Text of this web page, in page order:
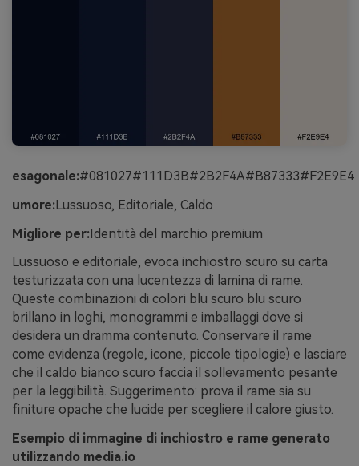
esagonale:#081027#111D3B#2B2F4A#B87333#F2E9E4
umore:Lussuoso, Editoriale, Caldo
Migliore per:Identità del marchio premium
Lussuoso e editoriale, evoca inchiostro scuro su carta
testurizzata con una lucentezza di lamina di rame.
Queste combinazioni di colori blu scuro blu scuro
brillano in loghi, monogrammi e imballaggi dove si
desidera un dramma contenuto. Conservare il rame
come evidenza (regole, icone, piccole tipologie) e lasciare
che il caldo bianco scuro faccia il sollevamento pesante
per la leggibilità. Suggerimento: prova il rame sia su
finiture opache che lucide per scegliere il calore giusto.
Esempio di immagine di inchiostro e rame generato
utilizzando media.io